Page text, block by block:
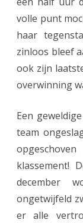
volle punt
haar
zinloos bleef
ook zijn
overwinning
Een
team
klassement!
december
ongetwijfeld
er alle